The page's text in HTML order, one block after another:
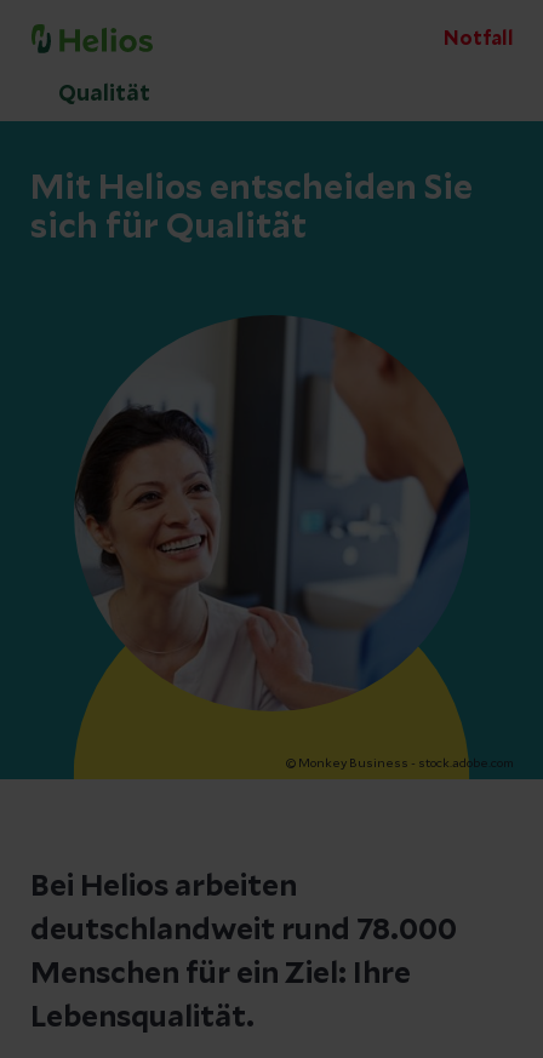
Notfall
Qualität
Mit Helios entscheiden Sie
sich für Qualität
© Monkey Business - stock.adobe.com
Bei Helios arbeiten
deutschlandweit rund 78.000
Menschen für ein Ziel: Ihre
Lebensqualität.